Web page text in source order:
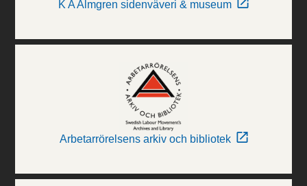
K A Almgren sidenväveri & museum
Arbetarrörelsens arkiv och bibliotek